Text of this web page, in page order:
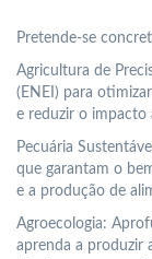
Pretende-se
Agricultura de
(ENEI) para
e reduzir o impacto
Pecuária
que garantam o
e a produção de
Agroecologia:
aprenda a produzir